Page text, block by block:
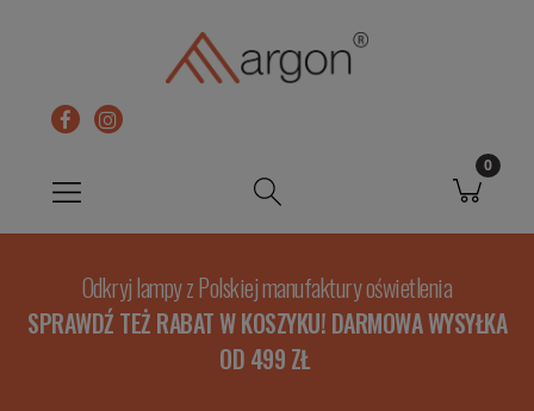
Odkryj lampy z Polskiej manufaktury oświetlenia
SPRAWDŹ TEŻ RABAT W KOSZYKU! DARMOWA WYSYŁKA
OD 499 ZŁ